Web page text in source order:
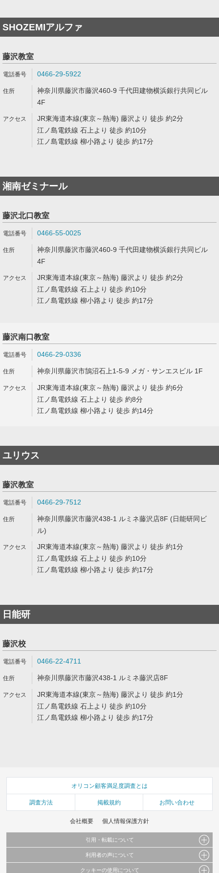
SHOZEMIアルファ
藤沢教室
0466-29-5922
神奈川県藤沢市藤沢460-9 千代田建物横浜銀行共同ビル
4F
JR東海道本線(東京～熱海) 藤沢より 徒歩 約2分
江ノ島電鉄線 石上より 徒歩 約10分
江ノ島電鉄線 柳小路より 徒歩 約17分
湘南ゼミナール
藤沢北口教室
0466-55-0025
神奈川県藤沢市藤沢460-9 千代田建物横浜銀行共同ビル
4F
JR東海道本線(東京～熱海) 藤沢より 徒歩 約2分
江ノ島電鉄線 石上より 徒歩 約10分
江ノ島電鉄線 柳小路より 徒歩 約17分
藤沢南口教室
0466-29-0336
神奈川県藤沢市鵠沼石上1-5-9 メガ・サンエスビル 1F
JR東海道本線(東京～熱海) 藤沢より 徒歩 約6分
江ノ島電鉄線 石上より 徒歩 約8分
江ノ島電鉄線 柳小路より 徒歩 約14分
ユリウス
藤沢教室
0466-29-7512
神奈川県藤沢市藤沢438-1 ルミネ藤沢店8F (日能研同ビ
ル)
JR東海道本線(東京～熱海) 藤沢より 徒歩 約1分
江ノ島電鉄線 石上より 徒歩 約10分
江ノ島電鉄線 柳小路より 徒歩 約17分
日能研
藤沢校
0466-22-4711
神奈川県藤沢市藤沢438-1 ルミネ藤沢店8F
JR東海道本線(東京～熱海) 藤沢より 徒歩 約1分
江ノ島電鉄線 石上より 徒歩 約10分
江ノ島電鉄線 柳小路より 徒歩 約17分
オリコン顧客満足度調査とは
調査方法 掲載規約 お問い合わせ
会社概要 個人情報保護方針
引用・転載について
当サイトで公開されている情報（文字、写真、イラスト、画像データ等）及びこれらの配
利用者の声について
当サイトに掲載している内容はすべてサービスの利用者が提出された見解・感想です。
クッキーの使用について